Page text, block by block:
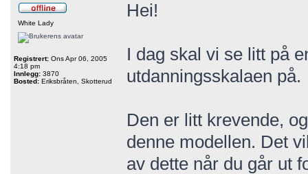
White Lady
Registrert: Ons Apr 06, 2005
4:18 pm
Innlegg: 3870
Bosted: Eriksbråten, Skotterud
Hei!
I dag skal vi se litt på
utdanningsskalaen på.
Den er litt krevende,
denne modellen. Det
av dette når du går ut